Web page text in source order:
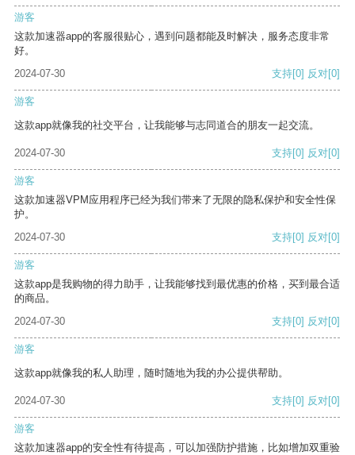
游客
这款加速器app的客服很贴心，遇到问题都能及时解决，服务态度非常
好。
2024-07-30
支持[0] 反对[0]
游客
这款app就像我的社交平台，让我能够与志同道合的朋友一起交流。
2024-07-30 支持[0] 反对[0]
游客
这款加速器VPM应用程序已经为我们带来了无限的隐私保护和安全性保
护。
2024-07-30
支持[0] 反对[0]
游客
这款app是我购物的得力助手，让我能够找到最优惠的价格，买到最合适
的商品。
2024-07-30
支持[0] 反对[0]
游客
这款app就像我的私人助理，随时随地为我的办公提供帮助。
2024-07-30 支持[0] 反对[0]
游客
这款加速器app的安全性有待提高，可以加强防护措施，比如增加双重验